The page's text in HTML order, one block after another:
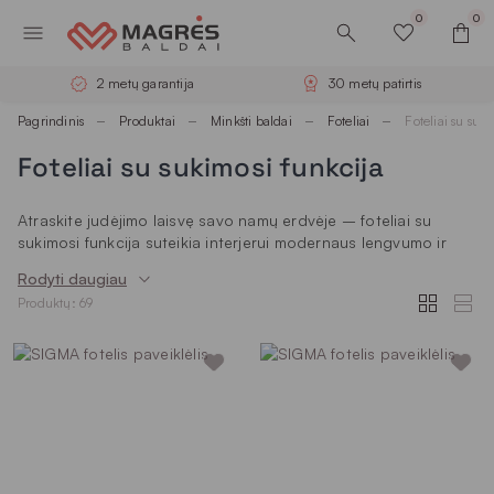
0 0
30 metų patirtis Nemokamas pristatymas
Pagrindinis Produktai Minkšti baldai Foteliai Foteliai su
Foteliai su sukimosi funkcija
Atraskite judėjimo laisvę savo namų erdvėje – foteliai su
sukimosi funkcija suteikia interjerui modernaus lengvumo ir
puoselėjantys baldai leidžia lengvai keisti kryptį ir kuria
estetišką poilsio zoną, kurią lengva pritaikyti prie Jūsų
Foteliai su sukimosi mechanizmu mūsų
Rodyti daugiau
Produktų: 69